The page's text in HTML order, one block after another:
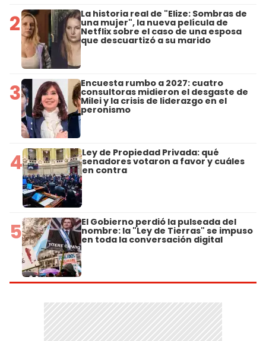
2 La historia real de "Elize: Sombras de
una mujer", la nueva película de
Netflix sobre el caso de una esposa
que descuartizó a su marido
3 Encuesta rumbo a 2027: cuatro
consultoras midieron el desgaste de
Milei y la crisis de liderazgo en el
peronismo
4 Ley de Propiedad Privada: qué
senadores votaron a favor y cuáles
en contra
5 El Gobierno perdió la pulseada del
nombre: la "Ley de Tierras" se impuso
en toda la conversación digital